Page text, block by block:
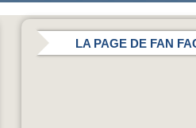
LA PAGE DE FAN